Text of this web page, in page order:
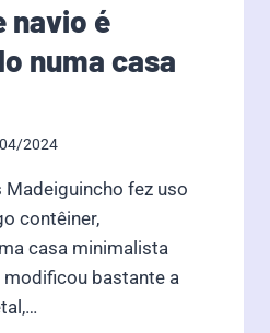
navio é
numa casa
2024
fez uso
contêiner,
casa minimalista
modificou bastante a